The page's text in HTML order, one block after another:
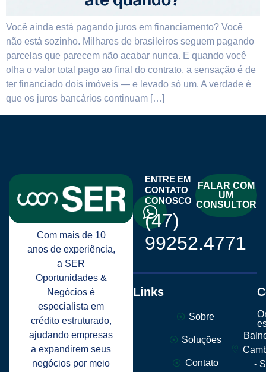
Você ainda está pagando juros em financiamento? Você
não está sozinho. Milhares de brasileiros seguem pagando
parcelas que parecem não acabar nunca. E quando você
olha o valor total pago ao final do contrato, a sensação é de
ter financiado dois imóveis — e levado só um. A verdade é
que os juros bancários continuam […]
Com mais de 10
anos de experiência,
a SER
Oportunidades &
Negócios é
especialista em
crédito estruturado,
ajudando empresas
a expandirem seus
negócios por meio
ENTRE EM
CONTATO
CONOSCO
(47)
99252.4771
FALAR COM
UM
CONSULTOR
Links
Sobre
Soluções
Contato
-